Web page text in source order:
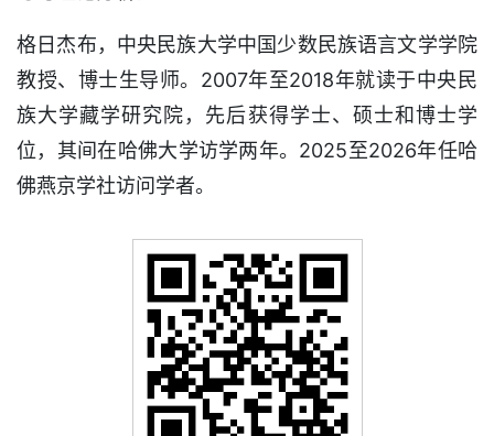
格日杰布，中央民族大学中国少数民族语言文学学院
教授、博士生导师。2007年至2018年就读于中央民
族大学藏学研究院，先后获得学士、硕士和博士学
位，其间在哈佛大学访学两年。2025至2026年任哈
佛燕京学社访问学者。